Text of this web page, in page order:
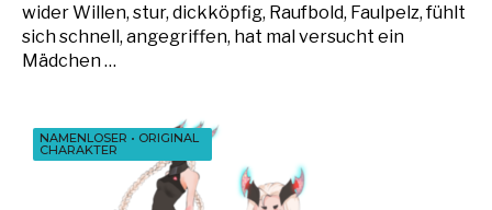
wider Willen, stur, dickköpfig, Raufbold, Faulpelz, fühlt
sich schnell, angegriffen, hat mal versucht ein
Mädchen …
NAMENLOSER • ORIGINAL
CHARAKTER